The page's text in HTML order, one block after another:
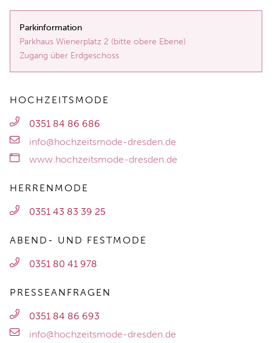
Parkinformation
Parkhaus Wienerplatz 2 (bitte obere Ebene)
Zugang über Erdgeschoss
HOCHZEITSMODE
0351 84 86 686
info@hochzeitsmode-dresden.de
www.hochzeitsmode-dresden.de
HERRENMODE
0351 43 83 39 25
ABEND- UND FESTMODE
0351 80 41 978
PRESSEANFRAGEN
0351 84 86 693
info@hochzeitsmode-dresden.de